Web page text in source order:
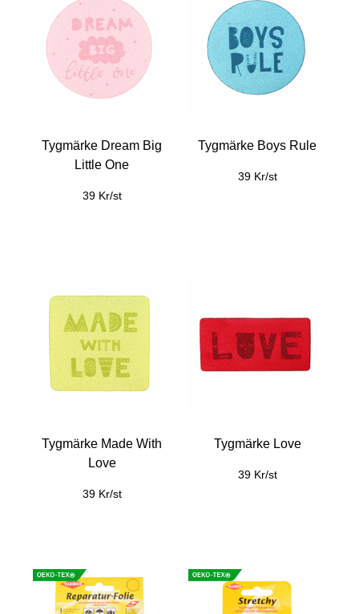
Tygmärke Dream Big
Little One
39 Kr/st
Tygmärke Boys Rule
39 Kr/st
Tygmärke Made With
Love
39 Kr/st
Tygmärke Love
39 Kr/st